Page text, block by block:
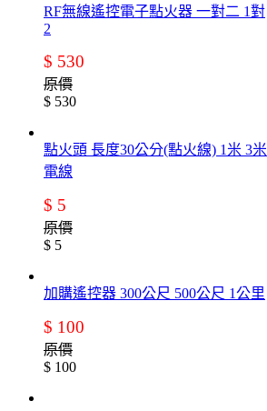
RF無線遙控電子點火器 一對二 1對
2
$ 530
原價
$ 530
點火頭 長度30公分(點火線) 1米 3米
電線
$ 5
原價
$ 5
加購遙控器 300公尺 500公尺 1公里
$ 100
原價
$ 100